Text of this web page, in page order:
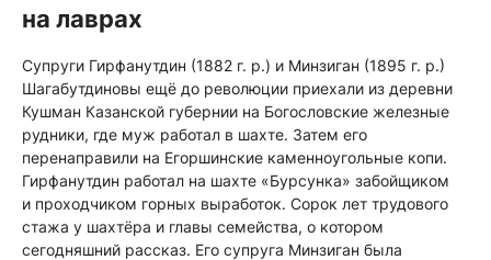
на лаврах
Супруги Гирфанутдин (1882 г. р.) и Минзиган (1895 г. р.)
Шагабутдиновы ещё до революции приехали из деревни
Кушман Казанской губернии на Богословские железные
рудники, где муж работал в шахте. Затем его
перенаправили на Егоршинские каменноугольные копи.
Гирфанутдин работал на шахте «Бурсунка» забойщиком
и проходчиком горных выработок. Сорок лет трудового
стажа у шахтёра и главы семейства, о котором
сегодняшний рассказ. Его супруга Минзиган была